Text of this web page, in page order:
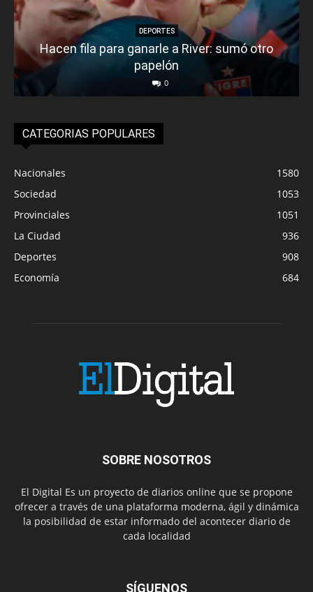
DEPORTES
Hacen fila para ganarle a River: sumó otro
papelón
0
CATEGORIAS POPULARES
Nacionales
1580
Sociedad
1053
Provinciales
1051
La Ciudad
936
Deportes
908
Economía
684
SOBRE NOSOTROS
El Digital Es un proyecto de diarios online que se propone
ofrecer a través de una plataforma moderna, ágil y dinámica
la posibilidad de estar informado del acontecer diario de
cada localidad
SÍGUENOS